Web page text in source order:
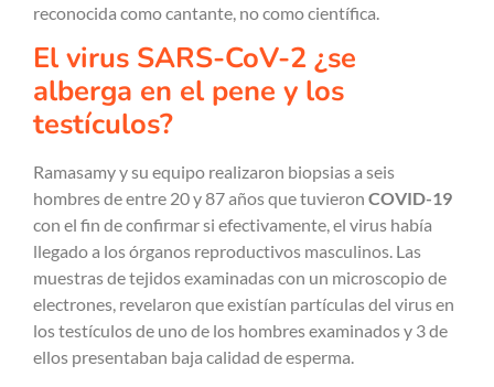
reconocida como cantante, no como científica.
El virus SARS-CoV-2 ¿se
alberga en el pene y los
testículos?
Ramasamy y su equipo realizaron biopsias a seis
hombres de entre 20 y 87 años que tuvieron COVID-19
con el fin de confirmar si efectivamente, el virus había
llegado a los órganos reproductivos masculinos. Las
muestras de tejidos examinadas con un microscopio de
electrones, revelaron que existían partículas del virus en
los testículos de uno de los hombres examinados y 3 de
ellos presentaban baja calidad de esperma.